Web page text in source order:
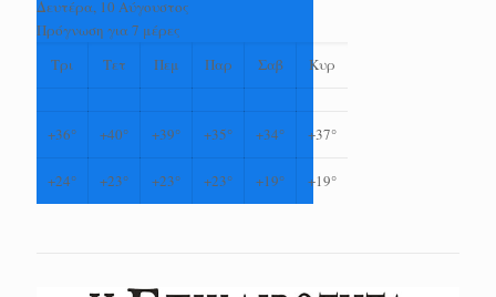
Δευτέρα, 10 Αύγουστος
Πρόγνωση για 7 μέρες
Τρι
Τετ Πεμ Παρ Σαβ Κυρ
+36° +40° +39° +35° +34° +37°
+24° +23° +23° +23° +19° +19°